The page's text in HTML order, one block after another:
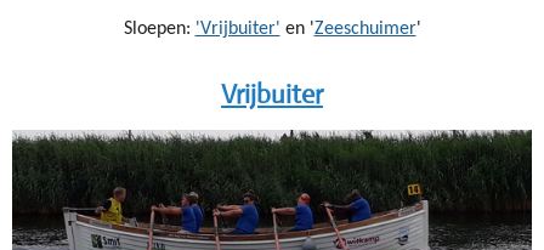
Sloepen: 'Vrijbuiter' en 'Zeeschuimer'
Vrijbuiter